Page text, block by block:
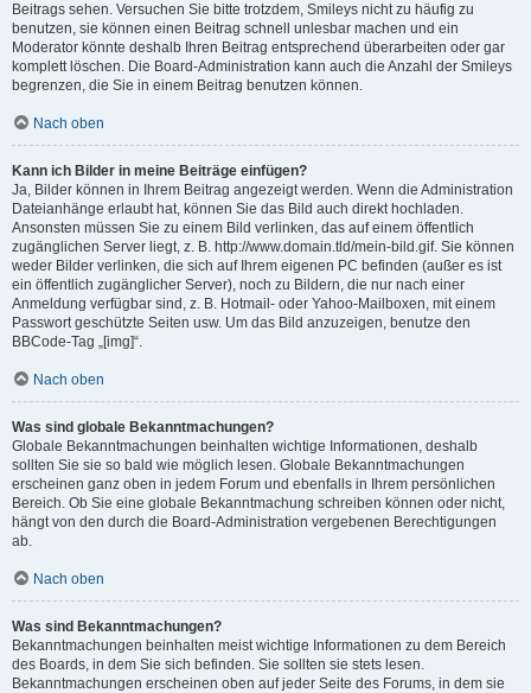
Beitrags sehen. Versuchen Sie bitte trotzdem, Smileys nicht zu häufig zu
benutzen, sie können einen Beitrag schnell unlesbar machen und ein
Moderator könnte deshalb Ihren Beitrag entsprechend überarbeiten oder gar
komplett löschen. Die Board-Administration kann auch die Anzahl der Smileys
begrenzen, die Sie in einem Beitrag benutzen können.
Nach oben
Kann ich Bilder in meine Beiträge einfügen?
Ja, Bilder können in Ihrem Beitrag angezeigt werden. Wenn die Administration
Dateianhänge erlaubt hat, können Sie das Bild auch direkt hochladen.
Ansonsten müssen Sie zu einem Bild verlinken, das auf einem öffentlich
zugänglichen Server liegt, z. B. http://www.domain.tld/mein-bild.gif. Sie können
weder Bilder verlinken, die sich auf Ihrem eigenen PC befinden (außer es ist
ein öffentlich zugänglicher Server), noch zu Bildern, die nur nach einer
Anmeldung verfügbar sind, z. B. Hotmail- oder Yahoo-Mailboxen, mit einem
Passwort geschützte Seiten usw. Um das Bild anzuzeigen, benutze den
BBCode-Tag „[img]“.
Nach oben
Was sind globale Bekanntmachungen?
Globale Bekanntmachungen beinhalten wichtige Informationen, deshalb
sollten Sie sie so bald wie möglich lesen. Globale Bekanntmachungen
erscheinen ganz oben in jedem Forum und ebenfalls in Ihrem persönlichen
Bereich. Ob Sie eine globale Bekanntmachung schreiben können oder nicht,
hängt von den durch die Board-Administration vergebenen Berechtigungen
ab.
Nach oben
Was sind Bekanntmachungen?
Bekanntmachungen beinhalten meist wichtige Informationen zu dem Bereich
des Boards, in dem Sie sich befinden. Sie sollten sie stets lesen.
Bekanntmachungen erscheinen oben auf jeder Seite des Forums, in dem sie